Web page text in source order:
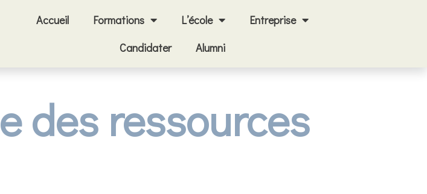
Accueil Formations L’école
Entreprise
Candidater
Alumni
des ressources